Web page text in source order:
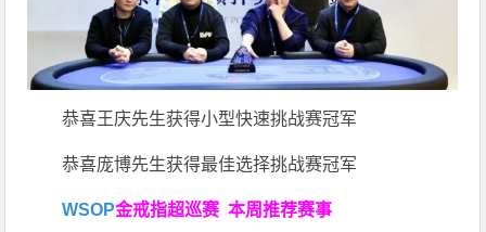
恭喜王庆先生获得小型快速挑战赛冠军
恭喜庞博先生获得最佳选择挑战赛冠军
WSOP金戒指超巡赛本周推荐赛事